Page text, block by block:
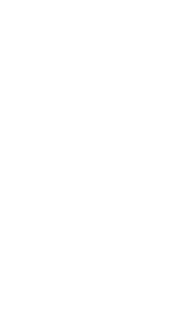
València. Telèfon